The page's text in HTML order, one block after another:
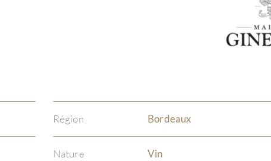
Région Bordeaux
Nature Vin